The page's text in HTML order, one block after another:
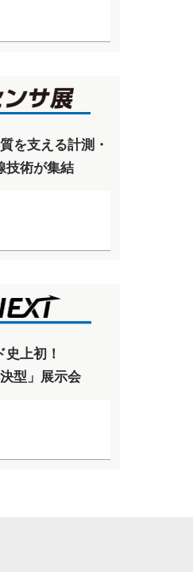
を支える計測・
技術が集結
上初！
型」展示会